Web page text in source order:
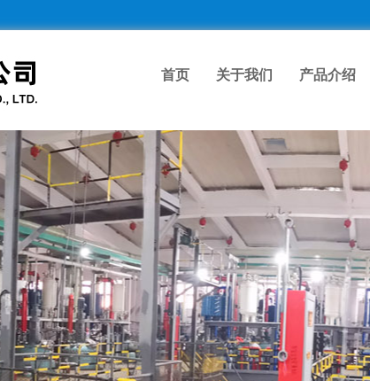
首页 关于我们 产品介绍